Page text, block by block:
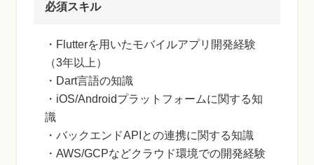
必須スキル
・Flutterを用いたモバイルアプリ開発経験
（3年以上）
・Dart言語の知識
・iOS/Androidプラットフォームに関する知
識
・バックエンドAPIとの連携に関する知識
・AWS/GCPなどクラウド環境での開発経験